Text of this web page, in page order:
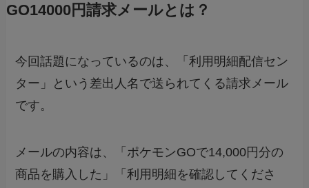
GO14000円請求メールとは？
今回話題になっているのは、「利用明細配信セン
ター」という差出人名で送られてくる請求メール
です。
メールの内容は、「ポケモンGOで14,000円分の
商品を購入した」「利用明細を確認してくださ